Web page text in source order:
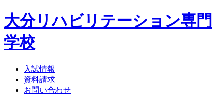
大分リハビリテーション専門
学校
入試情報
資料請求
お問い合わせ